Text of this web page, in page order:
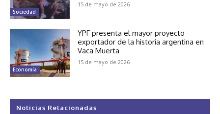
Sociedad
15 de mayo de 2026
Economía
YPF presenta el mayor proyecto
exportador de la historia argentina en
Vaca Muerta
15 de mayo de 2026
Noticias Relacionadas